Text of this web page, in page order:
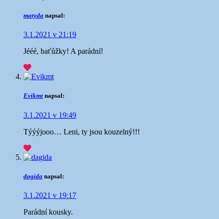
matyda napsal:
3.1.2021 v 21:19
Jééé, baťůžky! A parádní!
Evikmt napsal:
3.1.2021 v 19:49
Týýýjooo… Leni, ty jsou kouzelný!!!
dagida napsal:
3.1.2021 v 19:17
Parádní kousky.